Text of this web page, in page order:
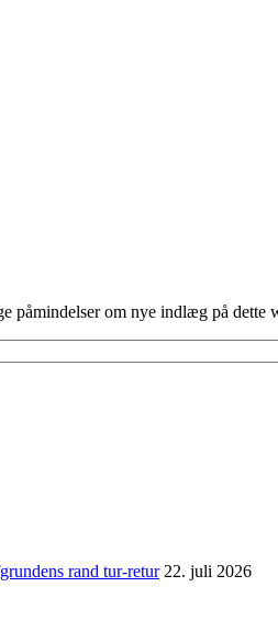
påmindelser om nye indlæg på dette
rand tur-retur 22. juli 2026